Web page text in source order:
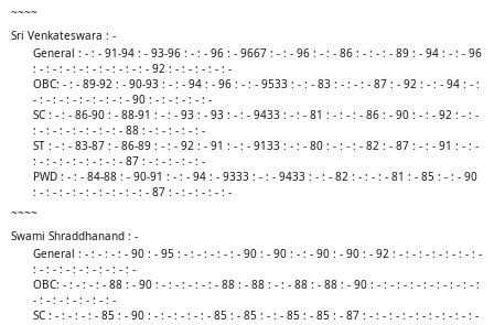
~~~~
Sri Venkateswara : -
General : - : - 91-94 : - 93-96 : - : - 96 : - 9667 : - : - 96 : - : - 86 : - : - : - 89 : - 94 : - : - 96
: - : - : - : - : - : - : - : - : - 92 : - : - : - : - : -
OBC: - : - 89-92 : - 90-93 : - : - 94 : - 96 : - : - 9533 : - : - 83 : - : - : - 87 : - 92 : - : - 94 : - :
- : - : - : - : - : - : - : - 90 : - : - : - : - : -
SC : - : - 86-90 : - 88-91 : - : - 93 : - 93 : - : - 9433 : - : - 81 : - : - : - 86 : - 90 : - : - 92 : - : -
: - : - : - : - : - : - : - 88 : - : - : - : - : -
ST : - : - 83-87 : - 86-89 : - : - 92 : - 91 : - : - 9133 : - : - 80 : - : - : - 82 : - 87 : - : - 91 : - : -
: - : - : - : - : - : - : - 87 : - : - : - : - : -
PWD : - : - 84-88 : - 90-91 : - : - 94 : - 9333 : - : - 9433 : - : - 82 : - : - : - 81 : - 85 : - : - 90
: - : - : - : - : - : - : - : - : - 87 : - : - : - : - : -​
~~~~
Swami Shraddhanand : -
General : - : - : - : - 90 : - 95 : - : - : - : - : - 90 : - 90 : - : - 90 : - 90 : - 92 : - : - : - : - : - : - : -
: - : - : - : - : - : - : - : -
OBC: - : - : - : - 88 : - 90 : - : - : - : - : - 88 : - 88 : - : - 88 : - 88 : - 90 : - : - : - : - : - : - : - : - :
- : - : - : - : - : - : -
SC : - : - : - : - 85 : - 90 : - : - : - : - : - 85 : - 85 : - : - 85 : - 85 : - 87 : - : - : - : - : - : - : - : - : -